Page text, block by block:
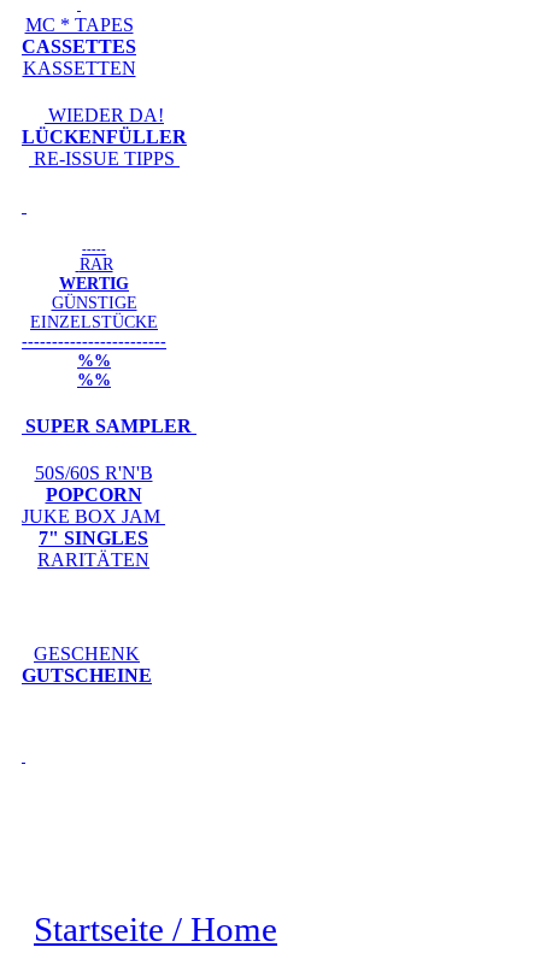
MC * TAPES
CASSETTES
KASSETTEN
WIEDER DA!
LÜCKENFÜLLER
RE-ISSUE TIPPS
-----
RAR
WERTIG
GÜNSTIGE
EINZELSTÜCKE
------------------------
%%
%%
SUPER SAMPLER
50S/60S R'N'B
POPCORN
JUKE BOX JAM
7" SINGLES
RARITÄTEN
GESCHENK
GUTSCHEINE
Startseite / Home